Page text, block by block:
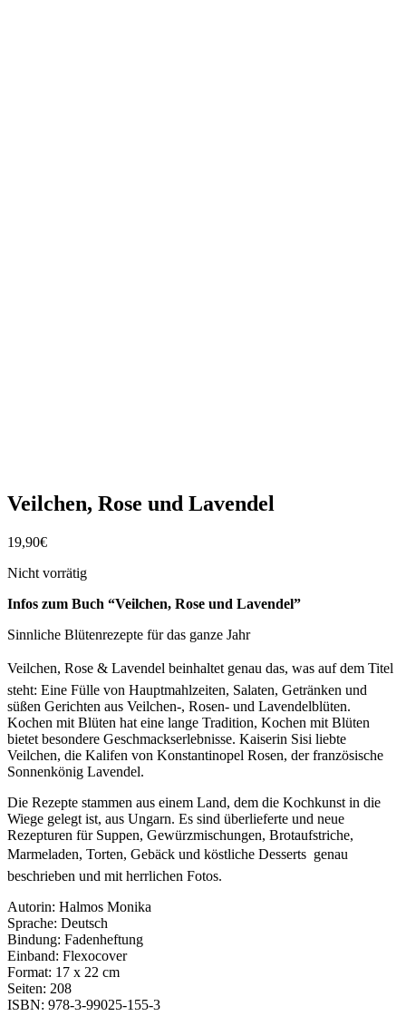
Veilchen, Rose und Lavendel
19,90€
Nicht vorrätig
Infos zum Buch “Veilchen, Rose und Lavendel”
Sinnliche Blütenrezepte für das ganze Jahr
Veilchen, Rose & Lavendel beinhaltet genau das, was auf dem Titel
steht: Eine Fülle von Hauptmahlzeiten, Salaten, Getränken und
süßen Gerichten aus Veilchen-, Rosen- und Lavendelblüten.
Kochen mit Blüten hat eine lange Tradition, Kochen mit Blüten
bietet besondere Geschmackserlebnisse. Kaiserin Sisi liebte
Veilchen, die Kalifen von Konstantinopel Rosen, der französische
Sonnenkönig Lavendel.
Die Rezepte stammen aus einem Land, dem die Kochkunst in die
Wiege gelegt ist, aus Ungarn. Es sind überlieferte und neue
Rezepturen für Suppen, Gewürzmischungen, Brotaufstriche,
Marmeladen, Torten, Gebäck und köstliche Desserts  genau
beschrieben und mit herrlichen Fotos.
Autorin: Halmos Monika
Sprache: Deutsch
Bindung: Fadenheftung
Einband: Flexocover
Format: 17 x 22 cm
Seiten: 208
ISBN: 978-3-99025-155-3